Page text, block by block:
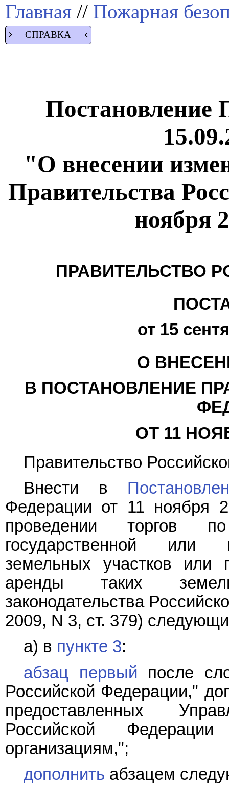
Главная // Пожарная
СПРАВКА
Постановление
"О внесении
Правительства
ноября
ПРАВИТЕЛЬСТВО
от 15
О
В ПОСТАНОВЛЕНИЕ
ОТ 11
Правительство
Внести в
Федерации от 11 ноября
проведении торгов
государственной или
земельных участков или
аренды таких
законодательства
2009, N 3, ст. 379)
а) в пункте 3:
абзац первый после
Российской Федерации,"
предоставленных
Российской
организациям,";
дополнить абзацем